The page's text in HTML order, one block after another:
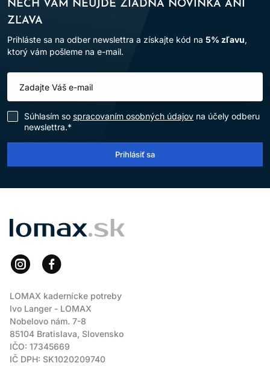
NECH VÁM NEUJDE ŽIADNA NOVINKA ANI
ZĽAVA
Prihláste sa na odber newslettra a získajte kód na 5% zľavu,
ktorý vám pošleme na e-mail.
Súhlasím so spracovaním osobných údajov na účely odberu
newslettra.*
Prihlásiť sa
LOMAX
LOMAX kadernícke potreby
Ivo Langer - LOMAX
Nobelovo nám. 7-8
85104 Bratislava, Slovensko
IČO: 17345669
IČ DPH: SK1020209740